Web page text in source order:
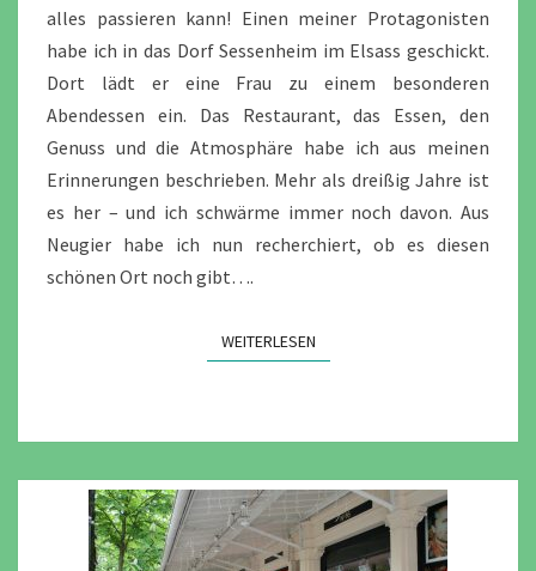
alles passieren kann! Einen meiner Protagonisten
habe ich in das Dorf Sessenheim im Elsass geschickt.
Dort lädt er eine Frau zu einem besonderen
Abendessen ein. Das Restaurant, das Essen, den
Genuss und die Atmosphäre habe ich aus meinen
Erinnerungen beschrieben. Mehr als dreißig Jahre ist
es her – und ich schwärme immer noch davon. Aus
Neugier habe ich nun recherchiert, ob es diesen
schönen Ort noch gibt….
WEITERLESENWEITERLESEN